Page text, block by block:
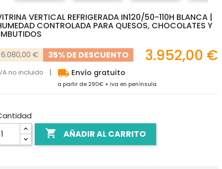
VERTICAL REFRIGERADA IN120/50-110H BLANCA |
CONTROLADA PARA QUESOS, CHOCOLATES Y
6.080,00 € 35% DE DESCUENTO 3.952,00 €
no incluido local_shipping Envío gratuito
a partir de 290€ + iva en península
 AÑADIR AL CARRITO